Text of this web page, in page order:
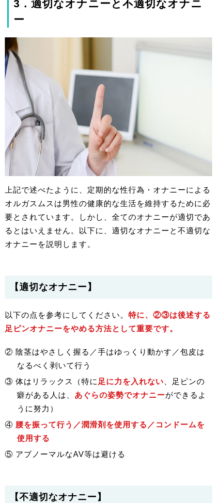
3．適切なオナニーと不適切なオナニ
ー
上記で述べたように、定期的な性行為・オナニーによる
オルガスムスは男性の健康的な生活を維持するために必
要とされています。しかし、全てのオナニーが適切であ
るとはいえません。以下に、適切なオナニーと不適切な
オナニーを説明します。
【適切なオナニー】
以下の点を参考にしてください。 特に、②③は後述する
足ピンオナニーをやめる方法として重要です。
② 陰茎はやさしく握る／手はゆっくり動かす／包皮は
なるべく剥いて行う
③ 体はリラックス（特に 足に力を入れない 、足ピンの
癖がある人は、 あぐらの姿勢でオナニーができるよ
うに努力）
④ 腰を振って行う／潤滑剤を使用する／コンドームを
使用する
⑤ アブノーマルなAV等は避ける
【不適切なオナニー】